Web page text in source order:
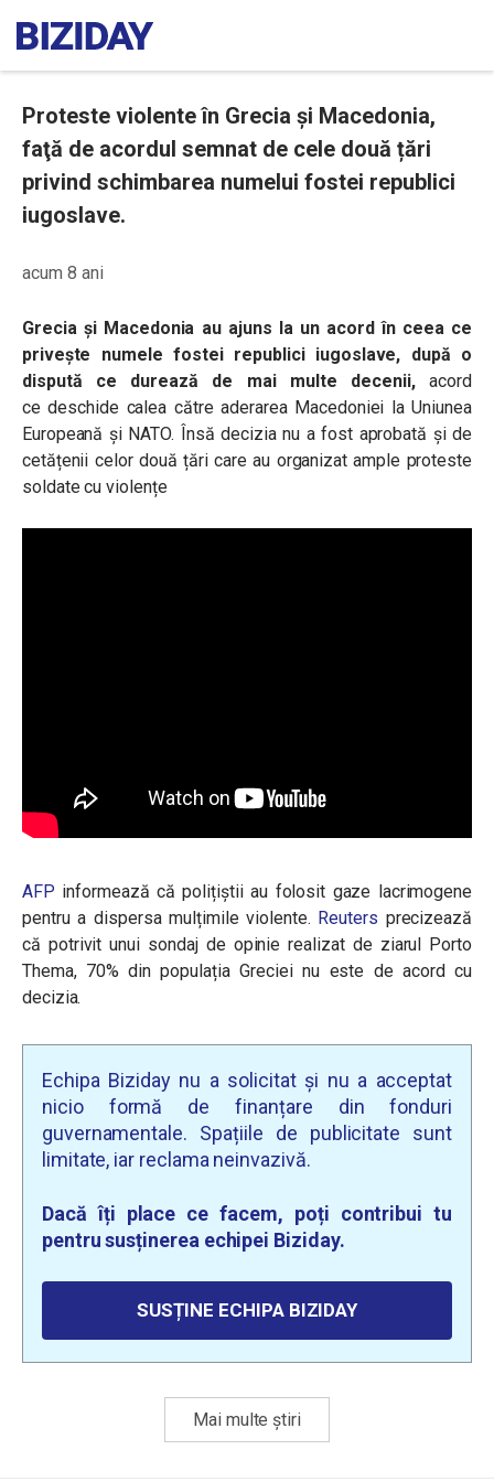
Proteste violente în Grecia și Macedonia,
faţă de acordul semnat de cele două țări
privind schimbarea numelui fostei republici
iugoslave.
acum 8 ani
Grecia şi Macedonia au ajuns la un acord în ceea ce
priveşte numele fostei republici iugoslave, după o
dispută ce durează de mai multe decenii,acord
ce deschide calea către aderarea Macedoniei la Uniunea
Europeană şi NATO. Însă decizia nu a fost aprobată și de
cetățenii celor două țări care au organizat ample proteste
soldate cu violențe
AFP informează că polițiștii au folosit gaze lacrimogene
pentru a dispersa mulțimile violente. Reuters precizează
că potrivit unui sondaj de opinie realizat de ziarul Porto
Thema, 70% din populația Greciei nu este de acord cu
decizia.
Echipa Biziday nu a solicitat și nu a acceptat
nicio formă de finanțare din fonduri
guvernamentale. Spațiile de publicitate sunt
limitate, iar reclama neinvazivă.
Dacă îți place ce facem, poți contribui tu
pentru susținerea echipei Biziday.
SUSȚINE ECHIPA BIZIDAY
Mai multe știri